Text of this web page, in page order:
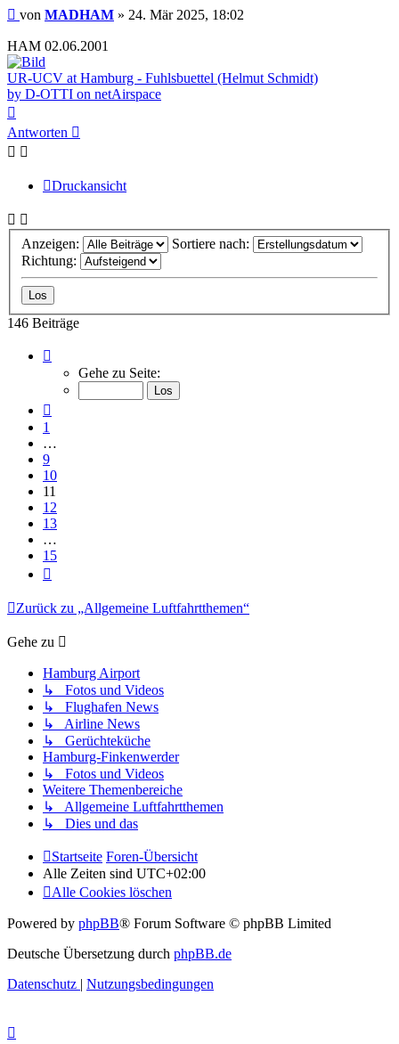
Beitrag
von MADHAM » 24. Mär 2025, 18:02
HAM 02.06.2001
UR-UCV at Hamburg - Fuhlsbuettel (Helmut Schmidt)
by D-OTTI on netAirspace
oben
Antworten
Druckansicht
Anzeigen:
Sortiere nach:
Richtung:
146 Beiträge
von
Gehe zu Seite:
1
…
9
10
11
12
13
…
15
Zurück zu „Allgemeine Luftfahrtthemen“
Gehe zu
Hamburg Airport
↳ Fotos und Videos
↳ Flughafen News
↳ Airline News
↳ Gerüchteküche
Hamburg-Finkenwerder
↳ Fotos und Videos
Weitere Themenbereiche
↳ Allgemeine Luftfahrtthemen
↳ Dies und das
Startseite Foren-Übersicht
Alle Zeiten sind UTC+02:00
Alle Cookies löschen
Powered by phpBB® Forum Software © phpBB Limited
Deutsche Übersetzung durch phpBB.de
Datenschutz | Nutzungsbedingungen